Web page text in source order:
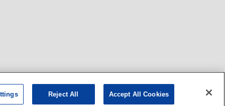
Reject All Accept All Cookies